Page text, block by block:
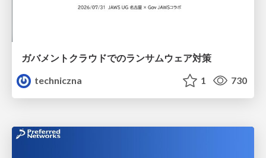
ガバメントクラウドでのランサムウェア対策
techniczna
1 730